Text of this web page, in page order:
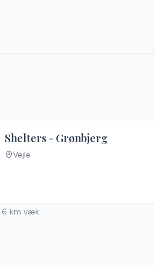
Shelters - Grønbjerg
Vejle
km væk